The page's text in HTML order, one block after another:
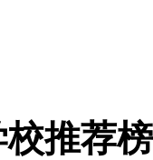
推荐榜